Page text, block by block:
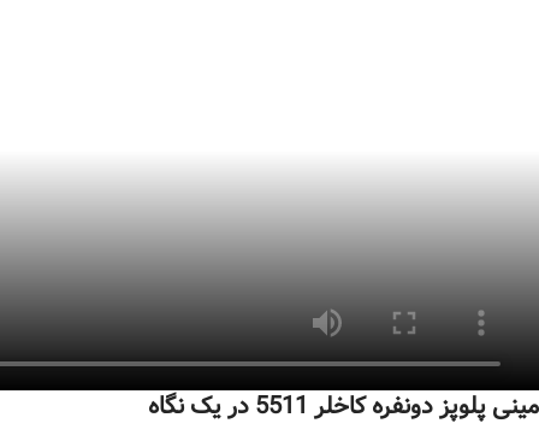
مینی پلوپز دونفره کاخلر 5511 در یک نگاه